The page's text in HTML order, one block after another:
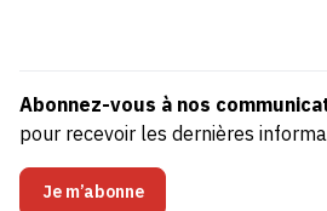
Abonnez-vous à nos
pour recevoir les dernières
Je m’abonne